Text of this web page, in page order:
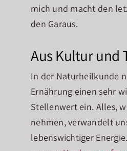
mich und macht den
den Garaus.
Aus Kultur und
In der Naturheilkunde
Ernährung einen sehr
Stellenwert ein. Alles,
nehmen, verwandelt
lebenswichtiger